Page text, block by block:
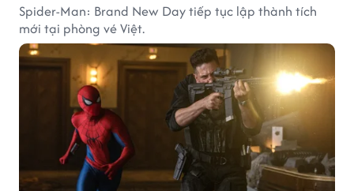
Spider-Man: Brand New Day tiếp tục lập thành tích
mới tại phòng vé Việt.